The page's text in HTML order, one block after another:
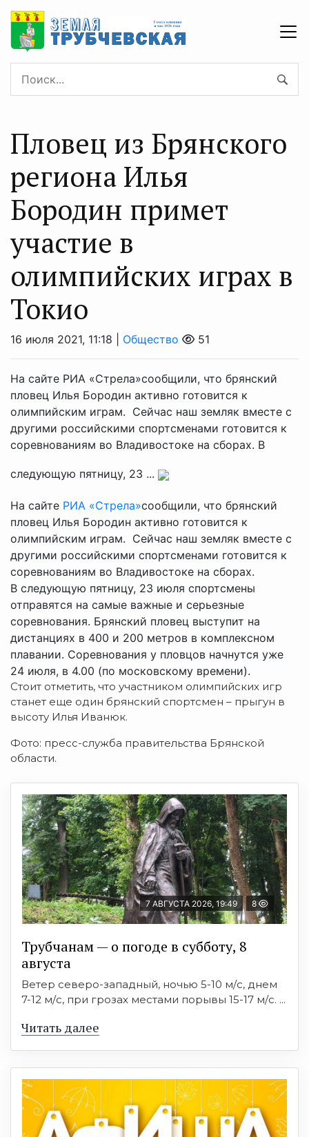
Пловец из Брянского
региона Илья
Бородин примет
участие в
олимпийских играх в
Токио
16 июля 2021, 11:18 | Общество 51
На сайте РИА «Стрела»сообщили, что брянский
пловец Илья Бородин активно готовится к
олимпийским играм. Сейчас наш земляк вместе с
другими российскими спортсменами готовится к
соревнованиям во Владивостоке на сборах. В
следующую пятницу, 23 ...
На сайте РИА «Стрела»сообщили, что брянский
пловец Илья Бородин активно готовится к
олимпийским играм. Сейчас наш земляк вместе с
другими российскими спортсменами готовится к
соревнованиям во Владивостоке на сборах.
В следующую пятницу, 23 июля спортсмены
отправятся на самые важные и серьезные
соревнования. Брянский пловец выступит на
дистанциях в 400 и 200 метров в комплексном
плавании. Соревнования у пловцов начнутся уже
24 июля, в 4.00 (по московскому времени).
Стоит отметить, что участником олимпийских игр
станет еще один брянский спортсмен – прыгун в
высоту Илья Иванюк.
Фото: пресс-служба правительства Брянской
области.
7 АВГУСТА 2026, 19:49 8
Трубчанам — о погоде в субботу, 8
августа
Ветер северо-западный, ночью 5-10 м/с, днем
7-12 м/с, при грозах местами порывы 15-17 м/с. ...
Читать далее